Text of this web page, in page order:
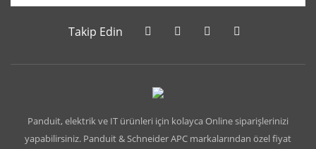
Takip Edin
Panduit, elektrik ve IT ürünleri için kolayca Online siparişlerinizi
yapabilirsiniz. Panduit & Schneider APC markalarından özel fiyat